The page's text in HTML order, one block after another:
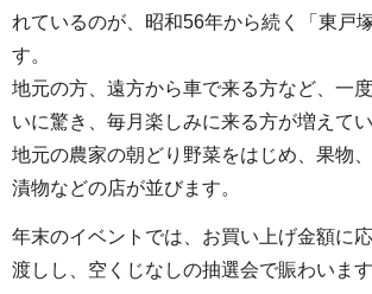
れているのが、昭和56年から続く「東戸
す。
地元の方、遠方から車で来る方など、一
いに驚き、毎月楽しみに来る方が増えてい
地元の農家の朝どり野菜をはじめ、果物
漬物などの店が並びます。
年末のイベントでは、お買い上げ金額に
渡しし、空くじなしの抽選会で賑わいます